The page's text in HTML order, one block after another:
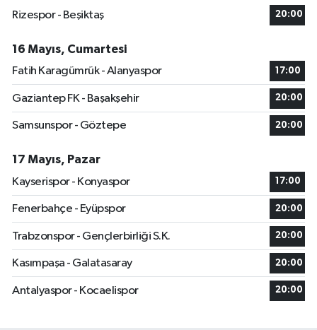
Rizespor - Beşiktaş
20:00
16 Mayıs, Cumartesi
Fatih Karagümrük - Alanyaspor
17:00
Gaziantep FK - Başakşehir 20:00
Samsunspor - Göztepe 20:00
17 Mayıs, Pazar
Kayserispor - Konyaspor
17:00
Fenerbahçe - Eyüpspor 20:00
Trabzonspor - Gençlerbirliği S.K. 20:00
Kasımpaşa - Galatasaray 20:00
Antalyaspor - Kocaelispor 20:00